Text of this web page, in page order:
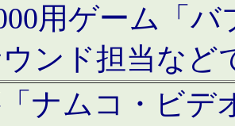
用ゲーム「
ンド担当など
ナムコ・ビデ